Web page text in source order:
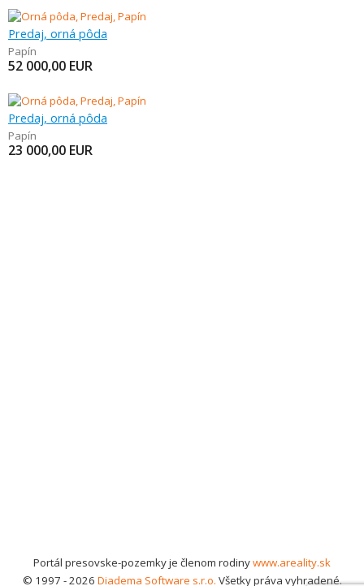
Predaj, orná pôda
Papín
52 000,00 EUR
Predaj, orná pôda
Papín
23 000,00 EUR
Portál presovske-pozemky je členom rodinywww.areality.sk
© 1997 - 2026 Diadema Software s.r.o. Všetky práva vyhradené.